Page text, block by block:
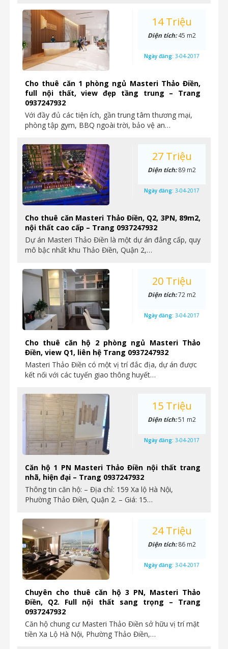
Cho thuê căn 1 phòng ngủ Masteri Thảo Điền,
full nội thất, view đẹp tầng trung – Trang
0937247932
Với đầy đủ các tiện ích, gần trung tâm thương mại,
phòng tập gym, BBQ ngoài trời, bảo vệ an…
14 Triệu
Diện tích:45 m2
Ngày đăng: 3-04-2017
Cho thuê căn Masteri Thảo Điền, Q2, 3PN, 89m2,
nội thất cao cấp – Trang 0937247932
Dự án Masteri Thảo Điền là một dự án đẳng cấp, quy
mô bậc nhất khu Thảo Điền, Quận 2,…
27 Triệu
Diện tích:89 m2
Ngày đăng: 3-04-2017
Cho thuê căn hộ 2 phòng ngủ Masteri Thảo
Điền, view Q1, liên hệ Trang 0937247932
Masteri Thảo Điền có một vị trí đắc địa, dự án được
kết nối với các tuyến giao thông huyết…
20 Triệu
Diện tích:72 m2
Ngày đăng: 3-04-2017
Căn hộ 1 PN Masteri Thảo Điền nội thất trang
nhã, hiện đại – Trang 0937247932
Thông tin căn hộ: – Địa chỉ: 159 Xa lộ Hà Nội,
Phường Thảo Điền, Quận 2. – Giá: 15…
15 Triệu
Diện tích:51 m2
Ngày đăng: 3-04-2017
Chuyên cho thuê căn hộ 3 PN, Masteri Thảo
Điền, Q2. Full nội thất sang trọng – Trang
0937247932
Căn hộ chung cư Masteri Thảo Điền sở hữu vị trí mặt
tiền Xa Lộ Hà Nội, Phường Thảo Điền,…
24 Triệu
Diện tích:86 m2
Ngày đăng: 3-04-2017